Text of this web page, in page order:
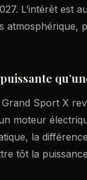
L’intérêt est
atmosphérique,
Sport X
moteur
la
tôt la